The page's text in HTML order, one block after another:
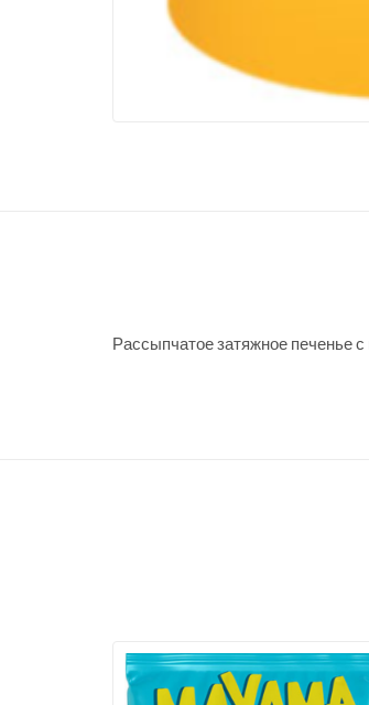
Рассыпчатое затяжное печенье